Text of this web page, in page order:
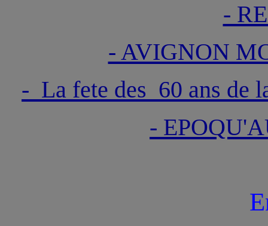
-
- AVIGNON
- La fete des 60 ans de
-